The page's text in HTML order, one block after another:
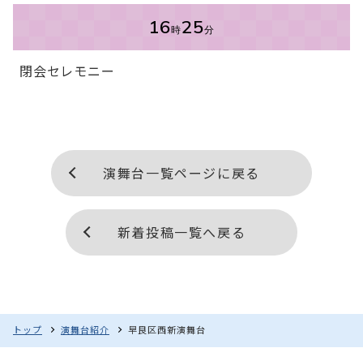
16時25分
閉会セレモニー
演舞台一覧ページに戻る
新着投稿一覧へ戻る
トップ 演舞台紹介 早良区西新演舞台